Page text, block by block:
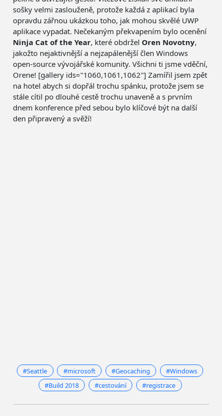
sošky velmi zaslouženě, protože každá z aplikací byla
opravdu zářnou ukázkou toho, jak mohou skvělé UWP
aplikace vypadat. Nečekaným překvapením bylo ocenění
Ninja Cat of the Year, které obdržel Oren Novotny,
jakožto nejaktivnější a nejzapálenější člen Windows
open-source vývojářské komunity. Všichni ti jsme vděční,
Orene! [gallery ids="1060,1061,1062"] Zamířil jsem zpět
na hotel abych si dopřál trochu spánku, protože jsem se
stále cítil po dlouhé cestě trochu unaveně a s prvním
dnem konference před sebou bylo klíčové být na další
den připravený a svěží!
#Seattle #microsoft #Geocaching
#Windows
#Build 2018
#cestování #registrace